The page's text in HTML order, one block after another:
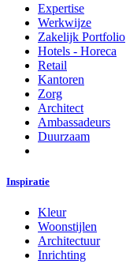
Expertise
Werkwijze
Zakelijk Portfolio
Hotels - Horeca
Retail
Kantoren
Zorg
Architect
Ambassadeurs
Duurzaam
Inspiratie
Kleur
Woonstijlen
Architectuur
Inrichting